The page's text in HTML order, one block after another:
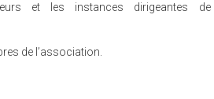
et les instances dirigeantes de
de l’association.